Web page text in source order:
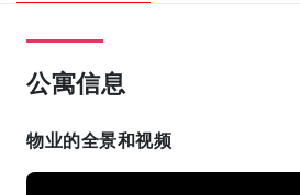
公寓信息
物业的全景和视频